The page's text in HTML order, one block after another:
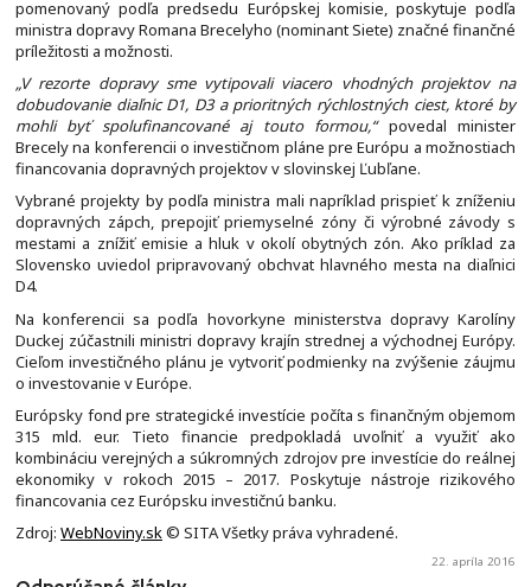
pomenovaný podľa predsedu Európskej komisie, poskytuje podľa
ministra dopravy Romana Brecelyho (nominant Siete) značné finančné
príležitosti a možnosti.
„V rezorte dopravy sme vytipovali viacero vhodných projektov na
dobudovanie diaľnic D1, D3 a prioritných rýchlostných ciest, ktoré by
mohli byť spolufinancované aj touto formou,“povedal minister
Brecely na konferencii o investičnom pláne pre Európu a možnostiach
financovania dopravných projektov v slovinskej Ľubľane.
Vybrané projekty by podľa ministra mali napríklad prispieť k zníženiu
dopravných zápch, prepojiť priemyselné zóny či výrobné závody s
mestami a znížiť emisie a hluk v okolí obytných zón. Ako príklad za
Slovensko uviedol pripravovaný obchvat hlavného mesta na diaľnici
D4.
Na konferencii sa podľa hovorkyne ministerstva dopravy Karolíny
Duckej zúčastnili ministri dopravy krajín strednej a východnej Európy.
Cieľom investičného plánu je vytvoriť podmienky na zvýšenie záujmu
o investovanie v Európe.
Európsky fond pre strategické investície počíta s finančným objemom
315 mld. eur. Tieto financie predpokladá uvoľniť a využiť ako
kombináciu verejných a súkromných zdrojov pre investície do reálnej
ekonomiky v rokoch 2015 – 2017. Poskytuje nástroje rizikového
financovania cez Európsku investičnú banku.
Zdroj: WebNoviny.sk© SITA Všetky práva vyhradené.
22. apríla 2016